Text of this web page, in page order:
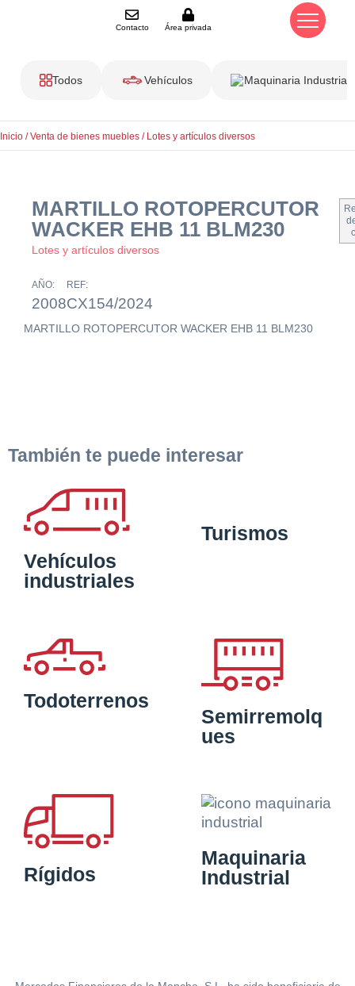
Contacto Área privada
Todos Vehículos Maquinaria Industrial
Inicio /Venta de bienes muebles / Lotes y artículos diversos
MARTILLO ROTOPERCUTOR
WACKER EHB 11 BLM230
Lotes y artículos diversos
AÑO:
2008
REF:
CX154/2024
MARTILLO ROTOPERCUTOR WACKER EHB 11 BLM230
También te puede interesar
Vehículos
industriales
Turismos
Todoterrenos
Semirremolq
ues
Rígidos
Maquinaria
Industrial